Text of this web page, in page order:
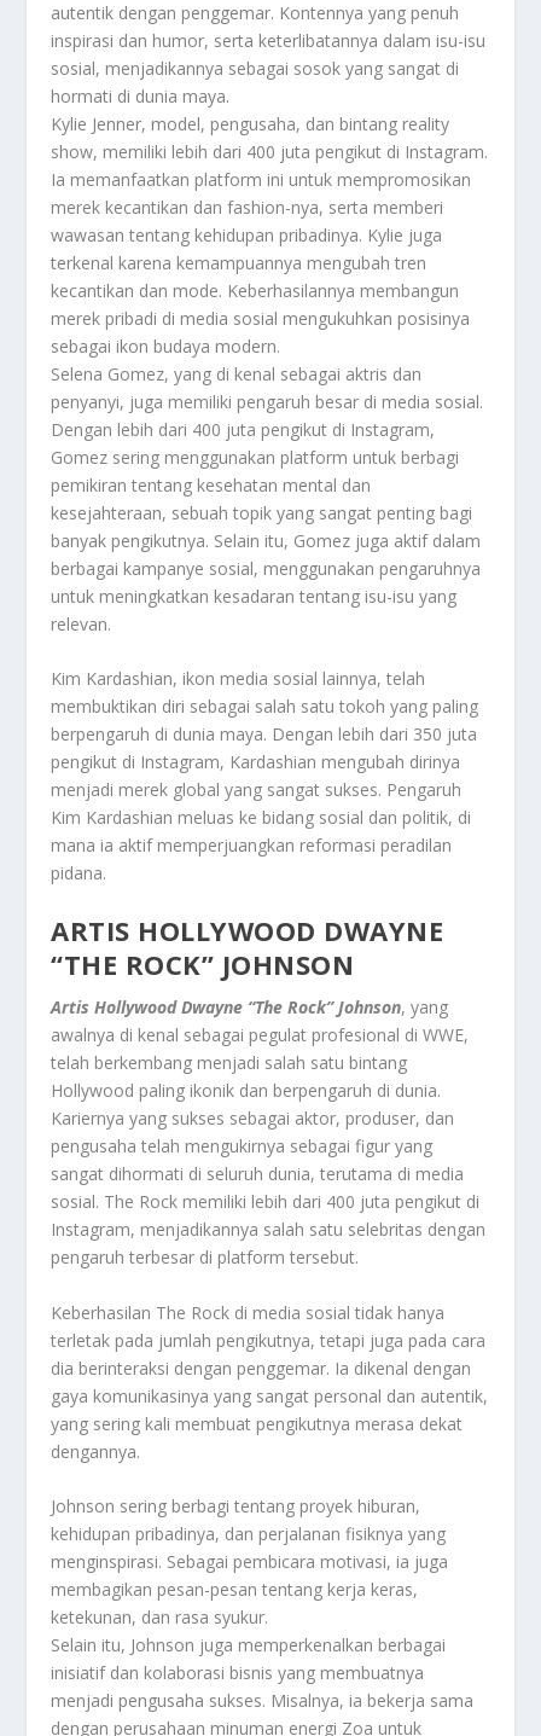
autentik dengan penggemar. Kontennya yang penuh
inspirasi dan humor, serta keterlibatannya dalam isu-isu
sosial, menjadikannya sebagai sosok yang sangat di
hormati di dunia maya.
Kylie Jenner, model, pengusaha, dan bintang reality
show, memiliki lebih dari 400 juta pengikut di Instagram.
Ia memanfaatkan platform ini untuk mempromosikan
merek kecantikan dan fashion-nya, serta memberi
wawasan tentang kehidupan pribadinya. Kylie juga
terkenal karena kemampuannya mengubah tren
kecantikan dan mode. Keberhasilannya membangun
merek pribadi di media sosial mengukuhkan posisinya
sebagai ikon budaya modern.
Selena Gomez, yang di kenal sebagai aktris dan
penyanyi, juga memiliki pengaruh besar di media sosial.
Dengan lebih dari 400 juta pengikut di Instagram,
Gomez sering menggunakan platform untuk berbagi
pemikiran tentang kesehatan mental dan
kesejahteraan, sebuah topik yang sangat penting bagi
banyak pengikutnya. Selain itu, Gomez juga aktif dalam
berbagai kampanye sosial, menggunakan pengaruhnya
untuk meningkatkan kesadaran tentang isu-isu yang
relevan.
Kim Kardashian, ikon media sosial lainnya, telah
membuktikan diri sebagai salah satu tokoh yang paling
berpengaruh di dunia maya. Dengan lebih dari 350 juta
pengikut di Instagram, Kardashian mengubah dirinya
menjadi merek global yang sangat sukses. Pengaruh
Kim Kardashian meluas ke bidang sosial dan politik, di
mana ia aktif memperjuangkan reformasi peradilan
pidana.
ARTIS HOLLYWOOD DWAYNE
“THE ROCK” JOHNSON
Artis Hollywood Dwayne “The Rock” Johnson, yang
awalnya di kenal sebagai pegulat profesional di WWE,
telah berkembang menjadi salah satu bintang
Hollywood paling ikonik dan berpengaruh di dunia.
Kariernya yang sukses sebagai aktor, produser, dan
pengusaha telah mengukirnya sebagai figur yang
sangat dihormati di seluruh dunia, terutama di media
sosial. The Rock memiliki lebih dari 400 juta pengikut di
Instagram, menjadikannya salah satu selebritas dengan
pengaruh terbesar di platform tersebut.
Keberhasilan The Rock di media sosial tidak hanya
terletak pada jumlah pengikutnya, tetapi juga pada cara
dia berinteraksi dengan penggemar. Ia dikenal dengan
gaya komunikasinya yang sangat personal dan autentik,
yang sering kali membuat pengikutnya merasa dekat
dengannya.
Johnson sering berbagi tentang proyek hiburan,
kehidupan pribadinya, dan perjalanan fisiknya yang
menginspirasi. Sebagai pembicara motivasi, ia juga
membagikan pesan-pesan tentang kerja keras,
ketekunan, dan rasa syukur.
Selain itu, Johnson juga memperkenalkan berbagai
inisiatif dan kolaborasi bisnis yang membuatnya
menjadi pengusaha sukses. Misalnya, ia bekerja sama
dengan perusahaan minuman energi Zoa untuk